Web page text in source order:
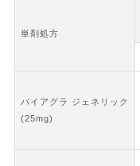
単剤処方
バイアグラ ジェネリック
(25mg)